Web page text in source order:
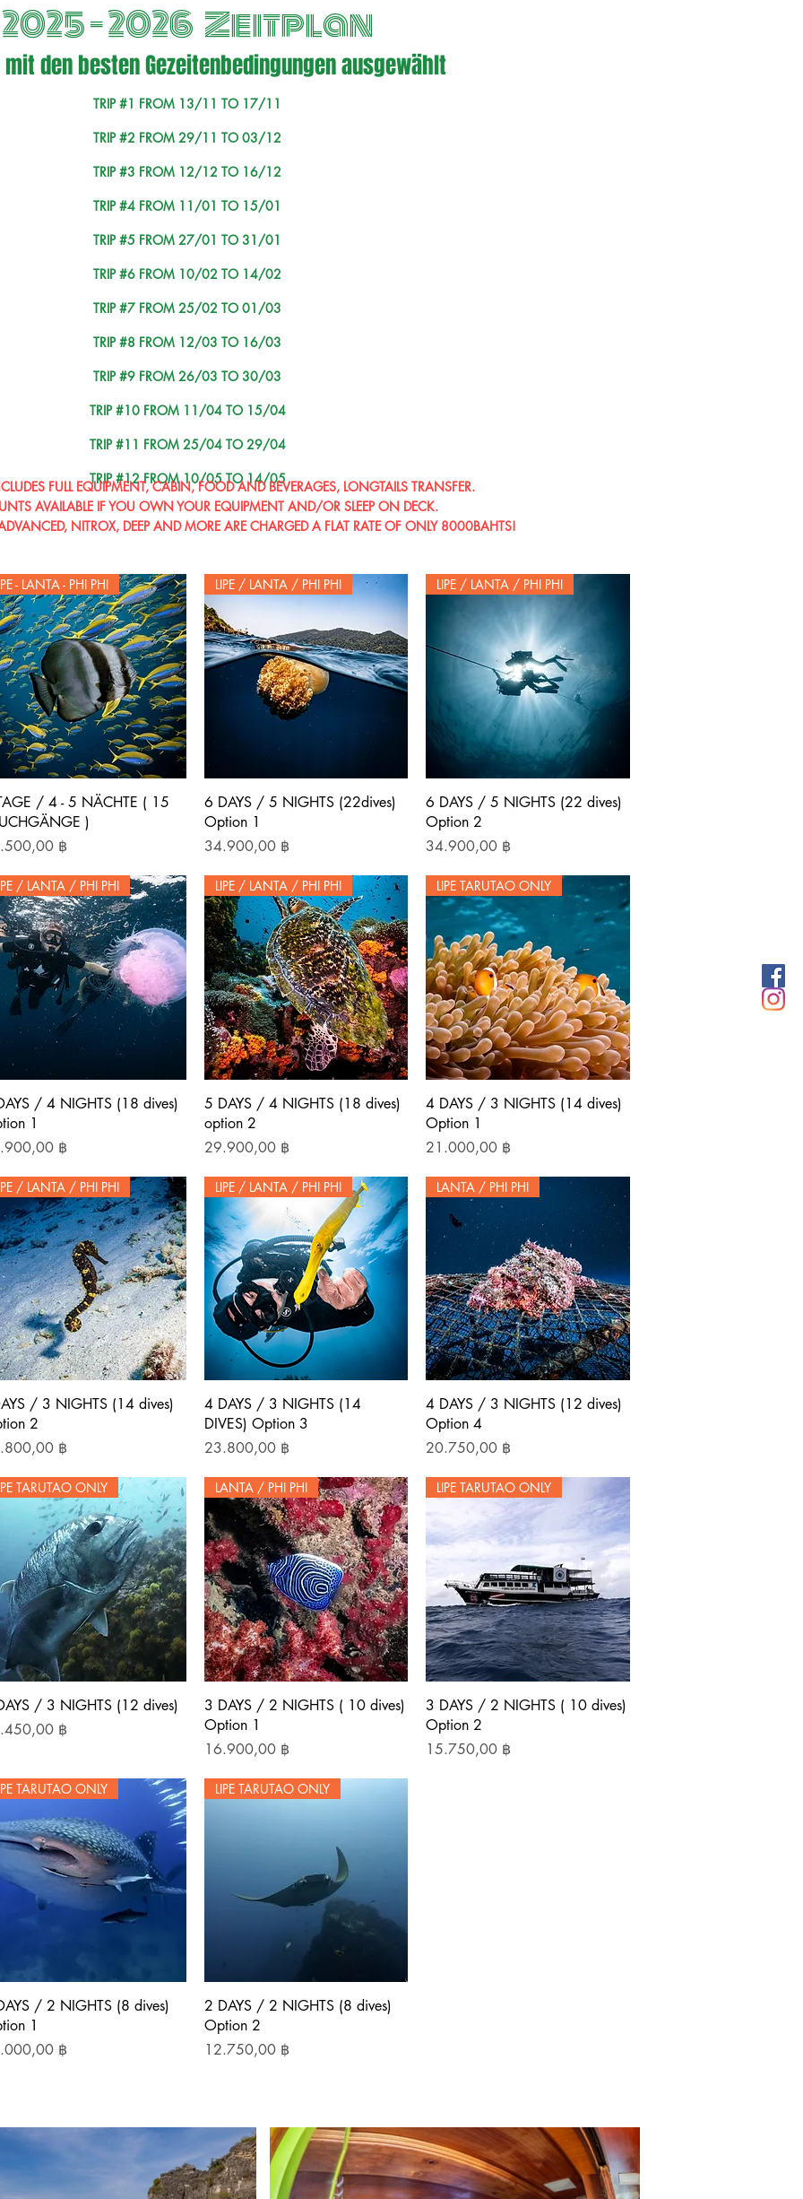
2025 - 2026 Zeitplan
den besten Gezeitenbedingungen ausgewählt
TRIP #1 FROM 13/11 TO 17/11
TRIP #2 FROM 29/11 TO 03/12
TRIP #3 FROM 12/12 TO 16/12
TRIP #4 FROM 11/01 TO 15/01
TRIP #5 FROM 27/01 TO 31/01
TRIP #6 FROM 10/02 TO 14/02
TRIP #7 FROM 25/02 TO 01/03
TRIP #8 FROM 12/03 TO 16/03
TRIP #9 FROM 26/03 TO 30/03
TRIP #10 FROM 11/04 TO 15/04
TRIP #11 FROM 25/04 TO 29/04
TRIP #12 FROM 10/05 TO 14/05
FULL EQUIPMENT, CABIN, FOOD AND BEVERAGES, LONGTAILS TRANSFER.
AVAILABLE IF YOU OWN YOUR EQUIPMENT AND/OR SLEEP ON DECK.
NITROX, DEEP AND MORE ARE CHARGED A FLAT RATE OF ONLY 8000BAHTS!
Schnellansicht
- LANTA - PHI PHI
/ 4 - 5 NÄCHTE ( 15
)
฿
Schnellansicht
LIPE / LANTA / PHI PHI
6 DAYS / 5 NIGHTS (22dives)
Option 1
Preis
34.900,00 ฿
Schnellansicht
LIPE / LANTA / PHI PHI
6 DAYS / 5 NIGHTS (22 dives)
Option 2
Preis
34.900,00 ฿
Schnellansicht
/ LANTA / PHI PHI
/ 4 NIGHTS (18 dives)
1
฿
Schnellansicht
LIPE / LANTA / PHI PHI
5 DAYS / 4 NIGHTS (18 dives)
option 2
Preis
29.900,00 ฿
Schnellansicht
LIPE TARUTAO ONLY
4 DAYS / 3 NIGHTS (14 dives)
Option 1
Preis
21.000,00 ฿
Schnellansicht
/ LANTA / PHI PHI
/ 3 NIGHTS (14 dives)
2
฿
Schnellansicht
LIPE / LANTA / PHI PHI
4 DAYS / 3 NIGHTS (14
DIVES) Option 3
Preis
23.800,00 ฿
Schnellansicht
LANTA / PHI PHI
4 DAYS / 3 NIGHTS (12 dives)
Option 4
Preis
20.750,00 ฿
Schnellansicht
TARUTAO ONLY
/ 3 NIGHTS (12 dives)
฿
Schnellansicht
LANTA / PHI PHI
3 DAYS / 2 NIGHTS ( 10 dives)
Option 1
Preis
16.900,00 ฿
Schnellansicht
LIPE TARUTAO ONLY
3 DAYS / 2 NIGHTS ( 10 dives)
Option 2
Preis
15.750,00 ฿
Schnellansicht
TARUTAO ONLY
/ 2 NIGHTS (8 dives)
1
฿
Schnellansicht
LIPE TARUTAO ONLY
2 DAYS / 2 NIGHTS (8 dives)
Option 2
Preis
12.750,00 ฿